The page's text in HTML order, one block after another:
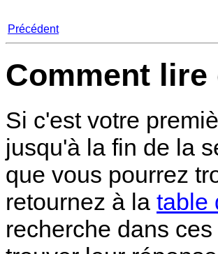
Précédent
Comment
Si c'est votre
jusqu'à la fin de la
que vous pourrez
retournez à la table
recherche dans